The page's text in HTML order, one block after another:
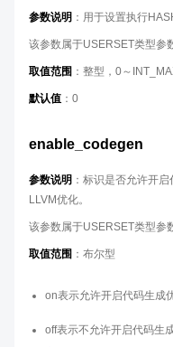
参数说明 ：用于设置执行
该参数属于USERSET类型参
取值范围 ：整型，0～
默认值 ：0
enable_codegen
参数说明 ：标识是否允许开
LLVM优化。
该参数属于USERSET类型参
取值范围 ：布尔型
on表示允许开启代码生成
off表示不允许开启代码生